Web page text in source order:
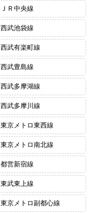
ＪＲ中央線
西武池袋線
西武有楽町線
西武豊島線
西武多摩湖線
西武多摩川線
東京メトロ東西線
東京メトロ南北線
都営新宿線
東武東上線
東京メトロ副都心線